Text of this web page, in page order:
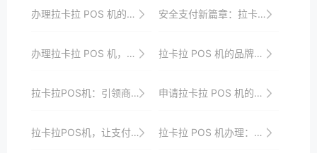
办理拉卡拉 POS 机的详细流程与要点指南超实用 安全支付新篇章：拉卡拉POS机申请流程详解
办理拉卡拉 POS 机，享受便捷支付带来的便利优势 拉卡拉 POS 机的品牌建设与传播
拉卡拉POS机：引领商业支付新时代 申请拉卡拉 POS 机的必备材料
拉卡拉POS机，让支付更轻松 拉卡拉 POS 机办理：便捷申请，快速投入使用收款